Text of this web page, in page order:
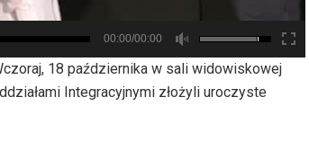
00:00/00:00
18 października w sali widowiskowej
Integracyjnymi złożyli uroczyste